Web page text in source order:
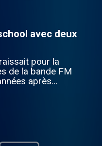
avec deux
pour la
de la bande FM
après
tous les titres